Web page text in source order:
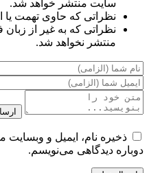
سایت منتشر خواهد شد.
نظراتی که حاوی تهمت یا
نظراتی که به غیر از
منتشر نخواهد شد.
ذخیره نام، ایمیل و
دوباره دیدگاهی می‌نویسم.